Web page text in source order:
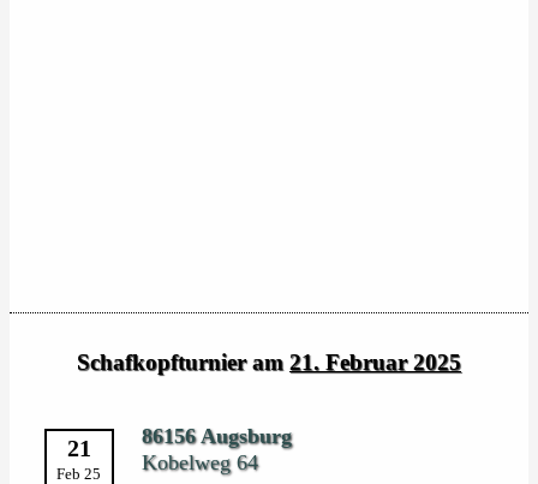
Schafkopfturnier am 21. Februar 2025
21
Feb 25
86156 Augsburg
Kobelweg 64